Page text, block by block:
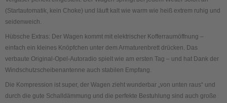
(Startautomatik, kein Choke) und läuft kalt wie warm wie heiß extrem ruhig und
seidenweich.
Hübsche Extras: Der Wagen kommt mit elektrischer Kofferraumöffnung –
einfach ein kleines Knöpfchen unter dem Armaturenbrett drücken. Das
verbaute Original-Opel-Autoradio spielt wie am ersten Tag – und hat Dank der
Windschutzscheibenantenne auch stabilen Empfang.
Die Kompression ist super, der Wagen zieht wunderbar „von unten raus“ und
durch die gute Schalldämmung und die perfekte Bestuhlung sind auch große